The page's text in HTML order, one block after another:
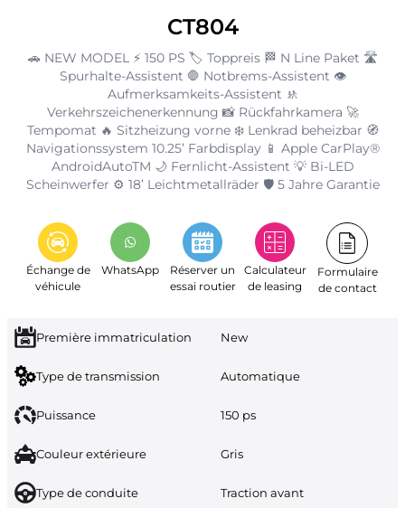
CT804
🚗 NEW MODEL ⚡ 150 PS 🏷️ Toppreis 🏁 N Line Paket 🛣️
Spurhalte-Assistent 🛑 Notbrems-Assistent 👁️
Aufmerksamkeits-Assistent 🚸
Verkehrszeichenerkennung 📸 Rückfahrkamera 🚀
Tempomat 🔥 Sitzheizung vorne ❄️ Lenkrad beheizbar 🧭
Navigationssystem 10.25’ Farbdisplay 📱 Apple CarPlay®
AndroidAutoTM 🌙 Fernlicht-Assistent 💡 Bi-LED
Scheinwerfer ⚙️ 18’ Leichtmetallräder 🛡️ 5 Jahre Garantie
Échange de
véhicule
WhatsApp
Réserver un
essai routier
Calculateur
de leasing
Formulaire
de contact
Première immatriculation New
Type de transmission Automatique
Puissance 150 ps
Couleur extérieure Gris
Type de conduite Traction avant